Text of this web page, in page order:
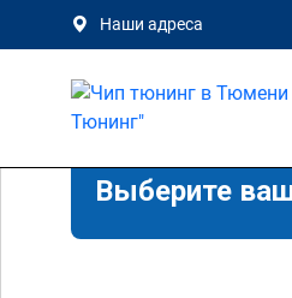
Наши адреса
Выберите